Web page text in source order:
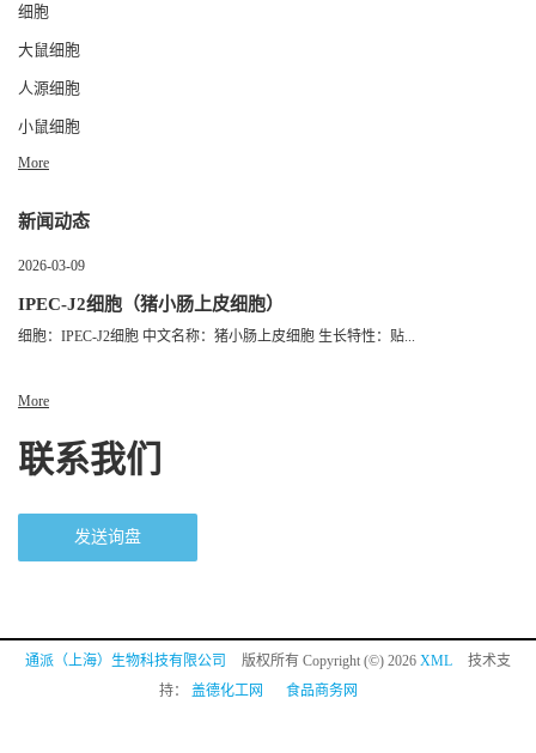
细胞
大鼠细胞
人源细胞
小鼠细胞
More
新闻动态
2026-03-09
IPEC-J2细胞（猪小肠上皮细胞）
细胞：IPEC-J2细胞 中文名称：猪小肠上皮细胞 生长特性：贴...
More
联系我们
发送询盘
通派（上海）生物科技有限公司 版权所有 Copyright (©) 2026 XML
技术支
持： 盖德化工网 食品商务网